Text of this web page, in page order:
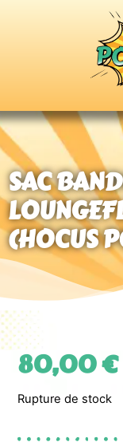
SAC
(HOCUS
80,00€
Rupture de stock